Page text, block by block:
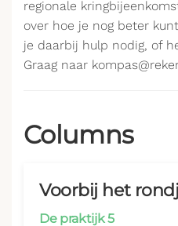
regionale
over hoe je nog beter
je daarbij hulp nodig, of
Graag naar
Columns
Voorbij het
De praktijk 5